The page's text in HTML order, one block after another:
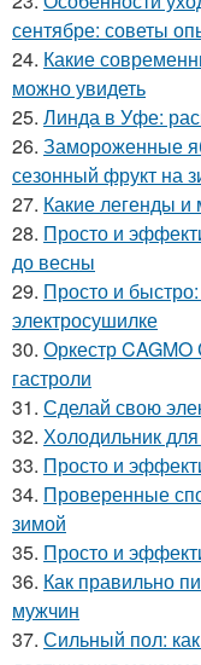
сентябре: советы
24. Какие
можно увидеть
25. Линда в Уфе:
26. Замороженные
сезонный фрукт на
27. Какие легенды
28. Просто и
до весны
29. Просто и
электросушилке
30. Оркестр CAGMO
гастроли
31. Сделай свою
32. Холодильник
33. Просто и
34. Проверенные
зимой
35. Просто и
36. Как правильно
мужчин
37. Сильный пол: